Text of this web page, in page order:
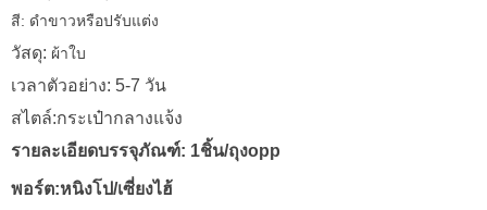
สี: ดำขาวหรือปรับแต่ง
วัสดุ: ผ้าใบ
เวลาตัวอย่าง: 5-7 วัน
สไตล์:กระเป๋ากลางแจ้ง
รายละเอียดบรรจุภัณฑ์: 1ชิ้น/ถุงopp
พอร์ต:หนิงโป/เซี่ยงไฮ้